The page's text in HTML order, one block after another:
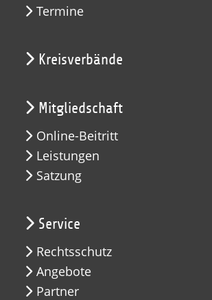
Termine
Kreisverbände
Mitgliedschaft
Online-Beitritt
Leistungen
Satzung
Service
Rechtsschutz
Angebote
Partner